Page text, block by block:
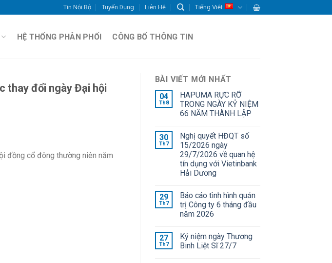
Tin Nội Bộ Tuyển Dụng Liên Hệ Tiếng Việt
HỆ THỐNG PHÂN PHỐI CÔNG BỐ THÔNG TIN
thay đổi ngày Đại hội
đồng cổ đông thường niên năm
BÀI VIẾT MỚI NHẤT
04
Th8
HAPUMA RỰC RỠ
TRONG NGÀY KỶ NIỆM
66 NĂM THÀNH LẬP
30
Th7
Nghị quyết HĐQT số
15/2026 ngày
29/7/2026 về quan hệ
tín dụng với Vietinbank
Hải Dương
29
Th7
Báo cáo tình hình quản
trị Công ty 6 tháng đầu
năm 2026
27
Th7
Kỷ niệm ngày Thương
Binh Liệt Sĩ 27/7